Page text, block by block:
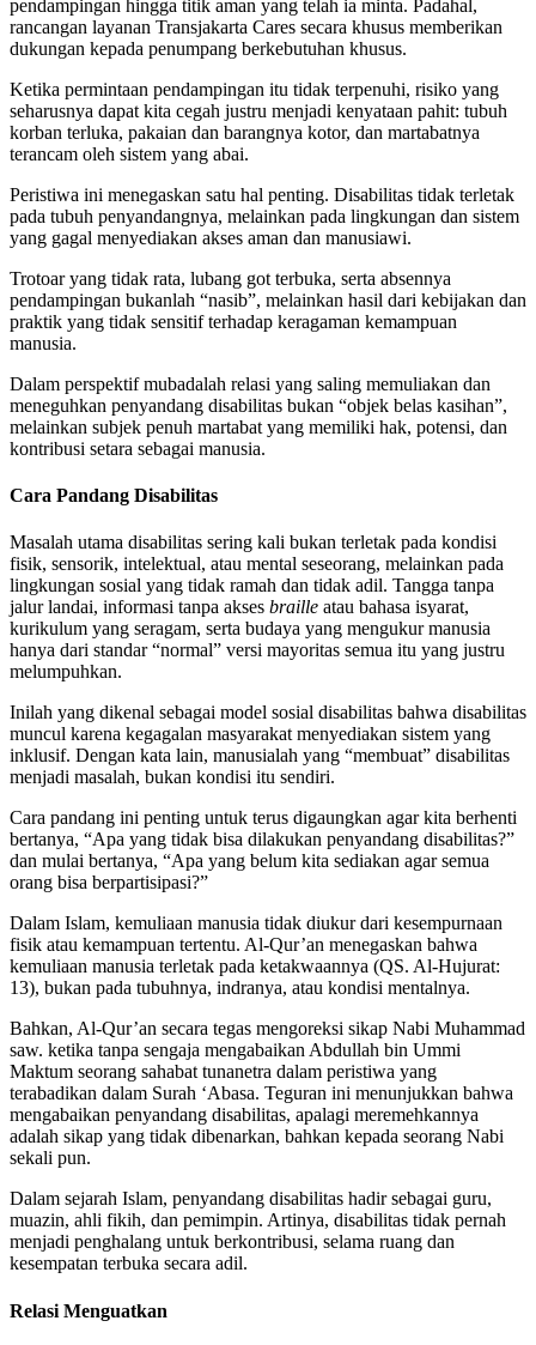
pendampingan hingga titik aman yang telah ia minta. Padahal,
rancangan layanan Transjakarta Cares secara khusus memberikan
dukungan kepada penumpang berkebutuhan khusus.
Ketika permintaan pendampingan itu tidak terpenuhi, risiko yang
seharusnya dapat kita cegah justru menjadi kenyataan pahit: tubuh
korban terluka, pakaian dan barangnya kotor, dan martabatnya
terancam oleh sistem yang abai.
Peristiwa ini menegaskan satu hal penting. Disabilitas tidak terletak
pada tubuh penyandangnya, melainkan pada lingkungan dan sistem
yang gagal menyediakan akses aman dan manusiawi.
Trotoar yang tidak rata, lubang got terbuka, serta absennya
pendampingan bukanlah “nasib”, melainkan hasil dari kebijakan dan
praktik yang tidak sensitif terhadap keragaman kemampuan
manusia.
Dalam perspektif mubadalah relasi yang saling memuliakan dan
meneguhkan penyandang disabilitas bukan “objek belas kasihan”,
melainkan subjek penuh martabat yang memiliki hak, potensi, dan
kontribusi setara sebagai manusia.
Cara Pandang Disabilitas
Masalah utama disabilitas sering kali bukan terletak pada kondisi
fisik, sensorik, intelektual, atau mental seseorang, melainkan pada
lingkungan sosial yang tidak ramah dan tidak adil. Tangga tanpa
jalur landai, informasi tanpa akses braille atau bahasa isyarat,
kurikulum yang seragam, serta budaya yang mengukur manusia
hanya dari standar “normal” versi mayoritas semua itu yang justru
melumpuhkan.
Inilah yang dikenal sebagai model sosial disabilitas bahwa disabilitas
muncul karena kegagalan masyarakat menyediakan sistem yang
inklusif. Dengan kata lain, manusialah yang “membuat” disabilitas
menjadi masalah, bukan kondisi itu sendiri.
Cara pandang ini penting untuk terus digaungkan agar kita berhenti
bertanya, “Apa yang tidak bisa dilakukan penyandang disabilitas?”
dan mulai bertanya, “Apa yang belum kita sediakan agar semua
orang bisa berpartisipasi?”
Dalam Islam, kemuliaan manusia tidak diukur dari kesempurnaan
fisik atau kemampuan tertentu. Al-Qur’an menegaskan bahwa
kemuliaan manusia terletak pada ketakwaannya (QS. Al-Hujurat:
13), bukan pada tubuhnya, indranya, atau kondisi mentalnya.
Bahkan, Al-Qur’an secara tegas mengoreksi sikap Nabi Muhammad
saw. ketika tanpa sengaja mengabaikan Abdullah bin Ummi
Maktum seorang sahabat tunanetra dalam peristiwa yang
terabadikan dalam Surah ‘Abasa. Teguran ini menunjukkan bahwa
mengabaikan penyandang disabilitas, apalagi meremehkannya
adalah sikap yang tidak dibenarkan, bahkan kepada seorang Nabi
sekali pun.
Dalam sejarah Islam, penyandang disabilitas hadir sebagai guru,
muazin, ahli fikih, dan pemimpin. Artinya, disabilitas tidak pernah
menjadi penghalang untuk berkontribusi, selama ruang dan
kesempatan terbuka secara adil.
Relasi Menguatkan